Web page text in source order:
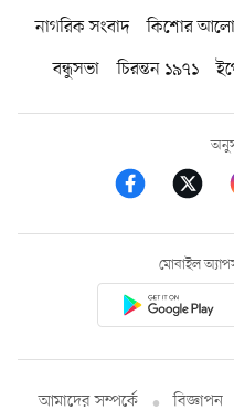
নাগরিক সংবাদ কিশোর আলো
বন্ধুসভা
চিরন্তন ১৯৭১
মোবাইল
আমাদের সম্পর্কে বিজ্ঞাপন